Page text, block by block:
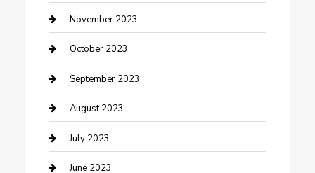
Damage Restoration
Dance School
Dance Studio
Dental Care
Dentist
Digital Marketing
November 2023
October 2023
September 2023
August 2023
July 2023
June 2023